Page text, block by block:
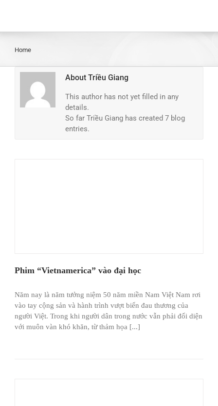
Home
AboutTriều Giang
This author has not yet filled in any
details.
So far Triều Giang has created 7 blog
entries.
Phim “Vietnamerica” vào đại học
Năm nay là năm tưởng niệm 50 năm miền Nam Việt Nam rơi
vào tay cộng sản và hành trình vượt biển đau thương của
người Việt. Trong khi người dân trong nước vẫn phải đối diện
với muôn vàn khó khăn, từ thảm họa [...]